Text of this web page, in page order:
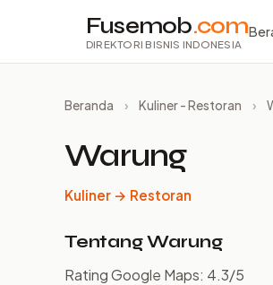
Fusemob.com
DIREKTORI BISNIS INDONESIA
Beranda › Kuliner - Restoran ›
Warung
Kuliner → Restoran
Tentang Warung
Rating Google Maps: 4.3/5